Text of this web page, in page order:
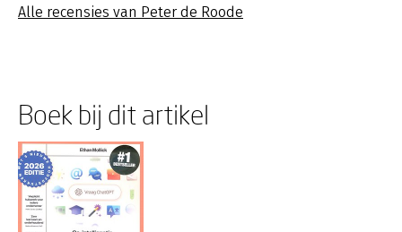
Alle recensies van Peter de Roode
Boek bij dit artikel